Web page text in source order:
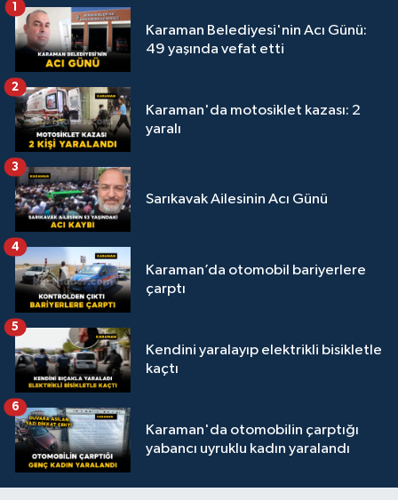
Karaman Belediyesi'nin Acı Günü:
49 yaşında vefat etti
1
Karaman'da motosiklet kazası: 2
yaralı
2
Sarıkavak Ailesinin Acı Günü
3
Karaman’da otomobil bariyerlere
çarptı
4
Kendini yaralayıp elektrikli bisikletle
kaçtı
5
Karaman'da otomobilin çarptığı
yabancı uyruklu kadın yaralandı
6